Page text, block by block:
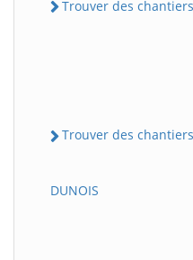
Trouver des chantiers
Trouver des chantiers
DUNOIS